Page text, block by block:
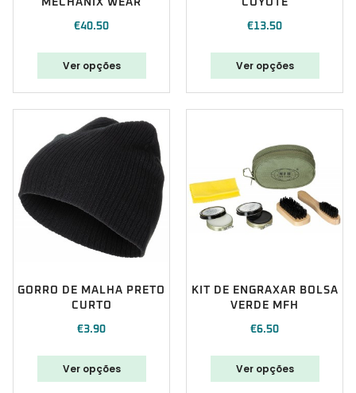
MECHANIX WEAR
€40.50
Ver opções
COYOTE
€13.50
Ver opções
GORRO DE MALHA PRETO
CURTO
€3.90
Ver opções
KIT DE ENGRAXAR BOLSA
VERDE MFH
€6.50
Ver opções